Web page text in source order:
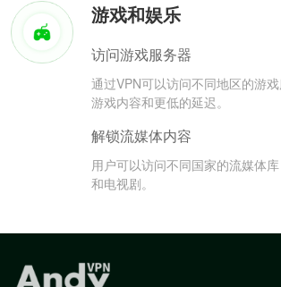
游戏和娱乐
访问游戏服务器
通过VPN可以访问不同地区的游
游戏内容和更低的延迟。
解锁流媒体内容
用户可以访问不同国家的流媒体
和电视剧。